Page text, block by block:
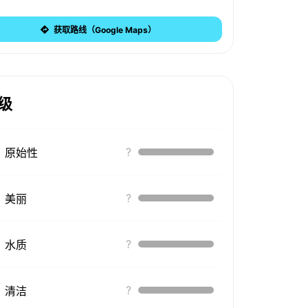
获取路线（Google Maps）
原始性 ?
美丽 ?
水质 ?
清洁 ?